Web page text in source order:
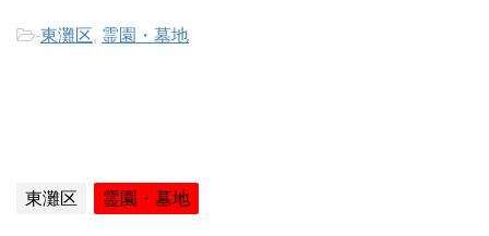
-東灘区, 霊園・墓地
東灘区 霊園・墓地